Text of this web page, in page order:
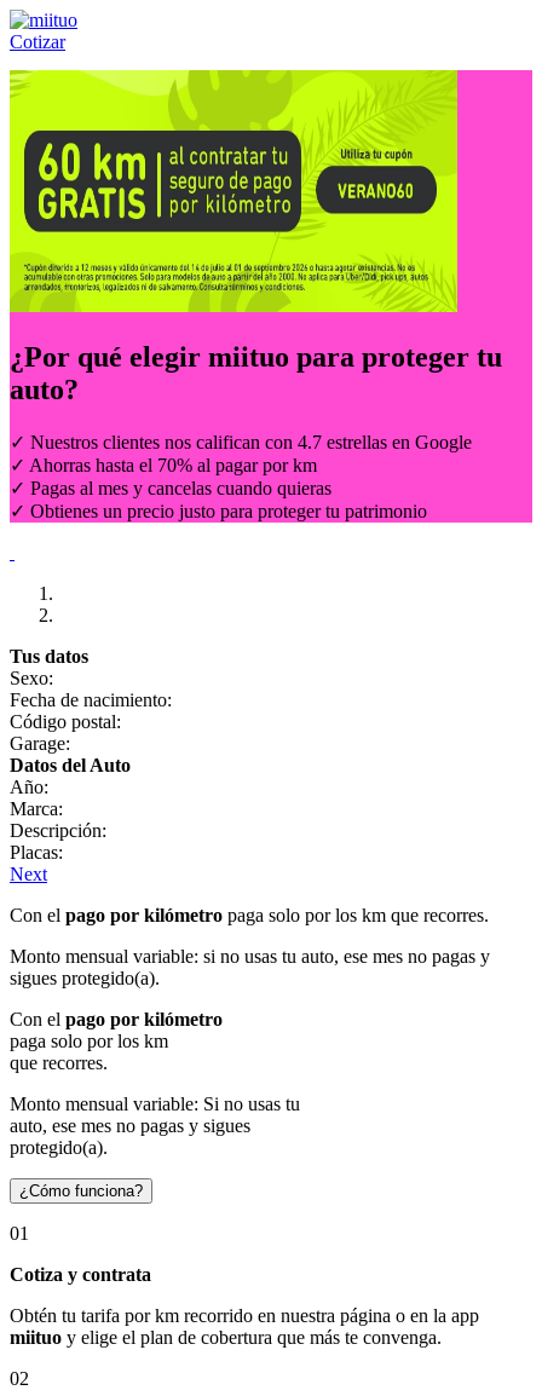
Cotizar
Llámanos al:(55) 84-21-05-00 ó
¿Por qué elegir miituo para proteger tu
auto?
✓ Nuestros clientes nos califican con 4.7 estrellas en Google
✓ Ahorras hasta el 70% al pagar por km
✓ Pagas al mes y cancelas cuando quieras
✓ Obtienes un precio justo para proteger tu patrimonio
Tus datos
Sexo:
Fecha de nacimiento:
Código postal:
Garage:
Datos del Auto
Año:
Marca:
Descripción:
Placas:
Next
Con el pago por kilómetro paga solo por los km que recorres.
Monto mensual variable: si no usas tu auto, ese mes no pagas y
sigues protegido(a).
Con el pago por kilómetro
paga solo por los km
que recorres.
Monto mensual variable: Si no usas tu
auto, ese mes no pagas y sigues
protegido(a).
¿Cómo funciona?
01
Cotiza y contrata
Obtén tu tarifa por km recorrido en nuestra página o en la app
miituo y elige el plan de cobertura que más te convenga.
02